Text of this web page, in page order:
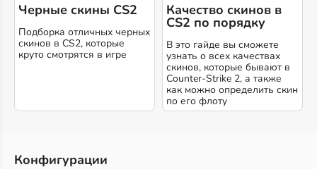
Черные скины CS2
Подборка отличных черных
скинов в CS2, которые
круто смотрятся в игре
Качество скинов в
CS2 по порядку
В это гайде вы сможете
узнать о всех качествах
скинов, которые бывают в
Counter-Strike 2, а также
как можно определить скин
по его флоту
Конфигурации